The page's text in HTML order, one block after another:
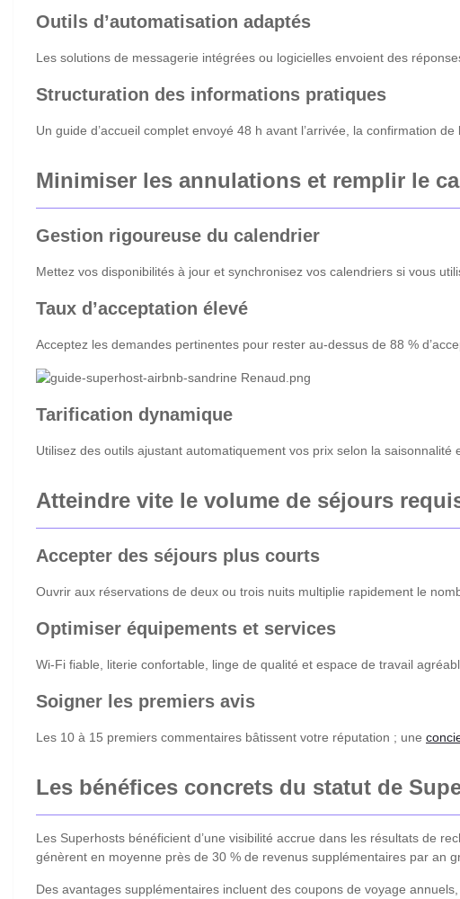
Outils d’automatisation adaptés
Les solutions de messagerie intégrées ou logicielles envoient des
Structuration des informations pratiques
Un guide d’accueil complet envoyé 48 h avant l’arrivée, la confirmation
Minimiser les annulations et remplir le
Gestion rigoureuse du calendrier
Mettez vos disponibilités à jour et synchronisez vos calendriers si vous
Taux d’acceptation élevé
Acceptez les demandes pertinentes pour rester au-dessus de 88 %
Tarification dynamique
Utilisez des outils ajustant automatiquement vos prix selon la
Atteindre vite le volume de séjours
Accepter des séjours plus courts
Ouvrir aux réservations de deux ou trois nuits multiplie rapidement le
Optimiser équipements et services
Wi-Fi fiable, literie confortable, linge de qualité et espace de travail
Soigner les premiers avis
Les 10 à 15 premiers commentaires bâtissent votre réputation ; une
Les bénéfices concrets du statut de
Les Superhosts bénéficient d’une visibilité accrue dans les résultats de
génèrent en moyenne près de 30 % de revenus supplémentaires par an
Des avantages supplémentaires incluent des coupons de voyage